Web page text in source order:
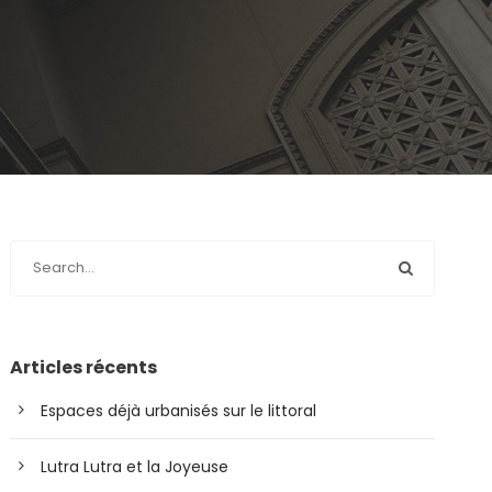
Articles récents
Espaces déjà urbanisés sur le littoral
Lutra Lutra et la Joyeuse